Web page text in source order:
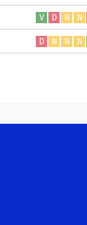
V D N N
D N N N